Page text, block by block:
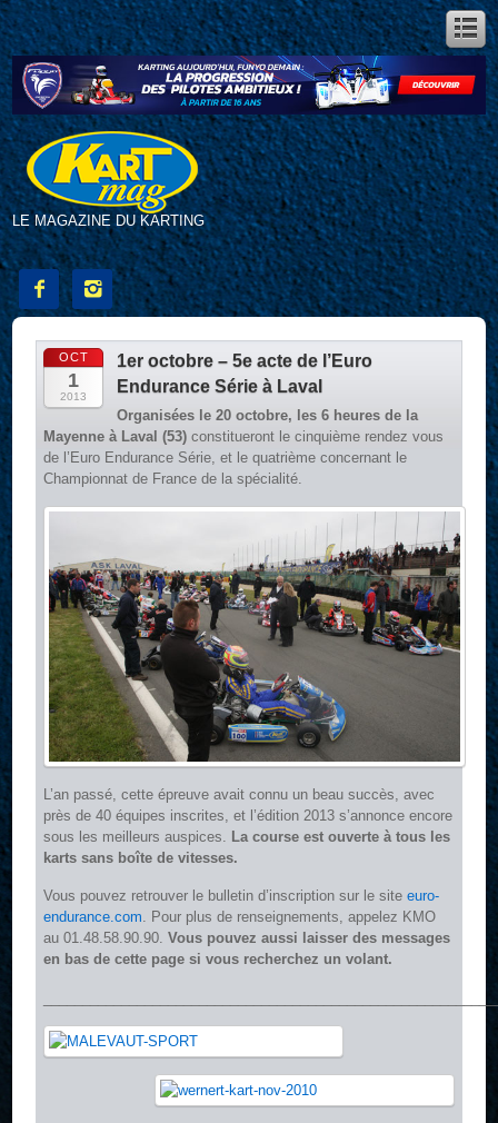
LE MAGAZINE DU KARTING
 
OCT
1
2013
1er octobre – 5e acte de l’Euro
Endurance Série à Laval
Organisées le 20 octobre, les 6 heures de la
Mayenne à Laval (53) constitueront le cinquième rendez vous
de l’Euro Endurance Série, et le quatrième concernant le
Championnat de France de la spécialité.
L’an passé, cette épreuve avait connu un beau succès, avec
près de 40 équipes inscrites, et l’édition 2013 s’annonce encore
sous les meilleurs auspices.
La course est ouverte à tous les
karts sans boîte de vitesses.
Vous pouvez retrouver le bulletin d’inscription sur le siteeuro-
endurance.com. Pour plus de renseignements, appelez KMO
au 01.48.58.90.90.Vous pouvez aussi laisser des messages
en bas de cette page si vous recherchez un volant.